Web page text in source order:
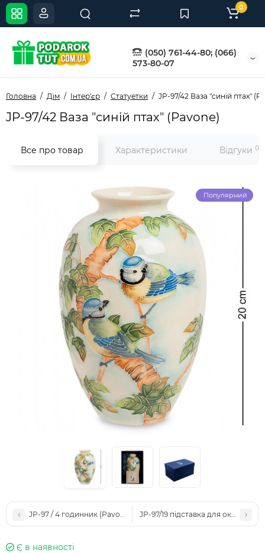
(050) 761-44-80; (066)
573-80-07
0
Головна Дім Інтер'єр Статуетки JP-97/42 Ваза "синій птах"
JP-97/42 Ваза "синій птах" (Pavone)
Все про товар Характеристики Відгуки 0
Популярний
JP-97 / 4 годинник (Pavone) JP-97/19 підставка для окулярів
Є в наявності